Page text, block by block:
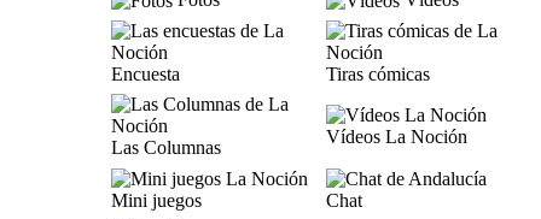
Encuesta Tiras cómicas
Las Columnas
Vídeos La Noción
Mini juegos
Chat